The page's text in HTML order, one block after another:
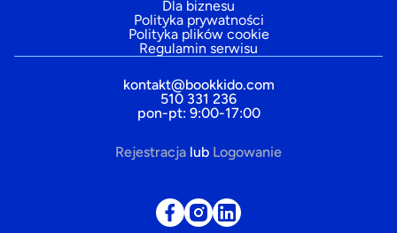
Dla biznesu
Polityka prywatności
Polityka plików cookie
Regulamin serwisu
kontakt@bookkido.com
510 331 236
pon-pt: 9:00-17:00
Rejestracja lub Logowanie